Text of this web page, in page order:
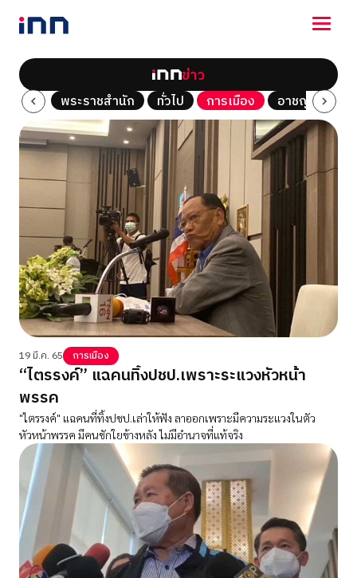
NEWS
ENTERTAINMENT
LIFESTYLE
HOROSCOPE
LOTTERY
VIDEO
ร่วมด้วยช่วยกัน
ข่าว
Tech พระราชสำนัก ทั่วไป การเมือง อาชญากรรม
19 มี.ค. 65 การเมือง
“ไตรรงค์” แฉคนทิ้งปชป.เพราะระแวงหัวหน้า
พรรค
"ไตรรงค์" แฉคนที่ทิ้งปชป.เล่าให้ฟัง ลาออกเพราะมีความระแวงในตัว
หัวหน้าพรรค มีคนชักใยข้างหลัง ไม่มีอำนาจที่แท้จริง